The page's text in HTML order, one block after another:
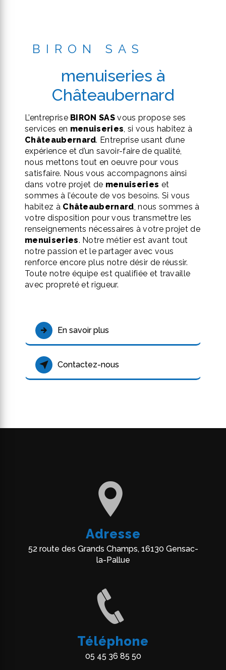
BIRON SAS
menuiseries à
Châteaubernard
L’entreprise BIRON SAS vous propose ses
services en menuiseries, si vous habitez à
Châteaubernard. Entreprise usant d’une
expérience et d’un savoir-faire de qualité,
nous mettons tout en oeuvre pour vous
satisfaire. Nous vous accompagnons ainsi
dans votre projet de menuiseries et
sommes à l’écoute de vos besoins. Si vous
habitez à Châteaubernard, nous sommes à
votre disposition pour vous transmettre les
renseignements nécessaires à votre projet de
menuiseries. Notre métier est avant tout
notre passion et le partager avec vous
renforce encore plus notre désir de réussir.
Toute notre équipe est qualifiée et travaille
avec propreté et rigueur.
En savoir plus
Contactez-nous
Adresse
52 route des Grands Champs, 16130 Gensac-
la-Pallue
Téléphone
05 45 36 85 50